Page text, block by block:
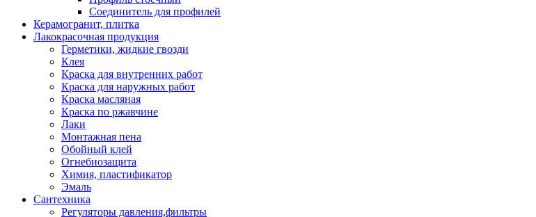
Соединитель для профилей
Керамогранит, плитка
Лакокрасочная продукция
Герметики, жидкие гвозди
Клея
Краска для внутренних работ
Краска для наружных работ
Краска масляная
Краска по ржавчине
Лаки
Монтажная пена
Обойный клей
Огнебиозащита
Химия, пластификатор
Эмаль
Сантехника
Регуляторы давления,фильтры